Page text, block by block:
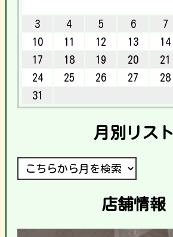
3
4 5 6 7
10
11 12 13 14
17
18 19 20 21
24
25 26 27 28
31
月別リスト
店舗情報